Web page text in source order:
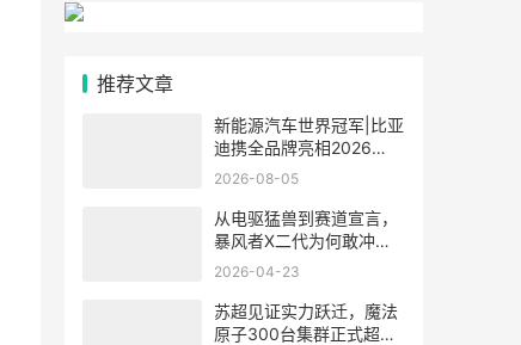
推荐文章
新能源汽车世界冠军|比亚
迪携全品牌亮相2026
ChinaJoy，精彩不容错
2026-08-05
从电驱猛兽到赛道宣言，
暴风者X二代为何敢冲击
350km/h？
2026-04-23
苏超见证实力跃迁，魔法
原子300台集群正式超越